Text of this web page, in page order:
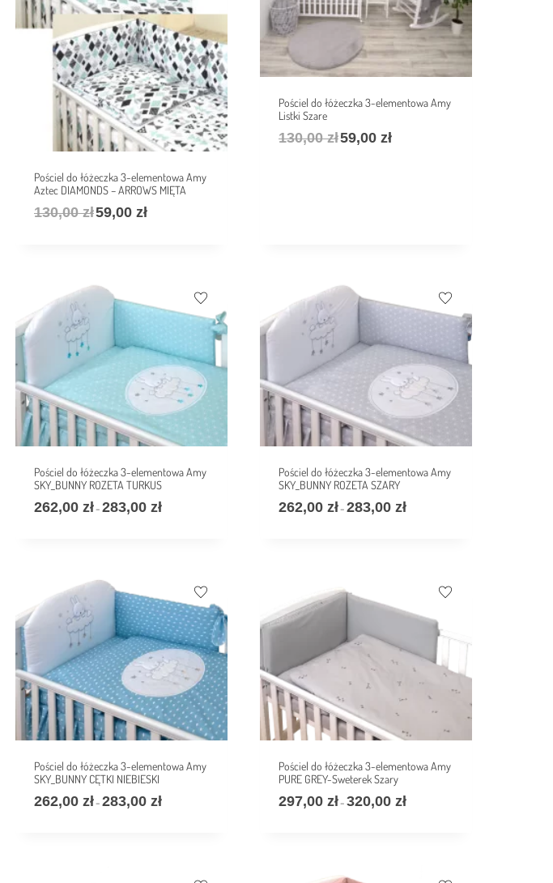
Pościel do łóżeczka 3-elementowa Amy
Aztec DIAMONDS – ARROWS MIĘTA
130,00zł59,00 zł
Pościel do łóżeczka 3-elementowa Amy
Listki Szare
130,00zł59,00 zł
Pościel do łóżeczka 3-elementowa Amy
SKY_BUNNY ROZETA TURKUS
262,00 zł– 283,00 zł
Pościel do łóżeczka 3-elementowa Amy
SKY_BUNNY ROZETA SZARY
262,00 zł– 283,00 zł
Pościel do łóżeczka 3-elementowa Amy
SKY_BUNNY CĘTKI NIEBIESKI
262,00 zł– 283,00 zł
Pościel do łóżeczka 3-elementowa Amy
PURE GREY-Sweterek Szary
297,00 zł– 320,00 zł